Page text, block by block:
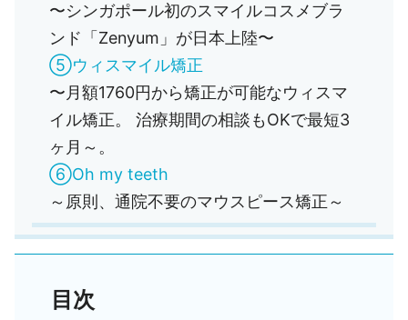
〜シンガポール初のスマイルコスメブラ
ンド「Zenyum」が日本上陸〜
⑤ウィスマイル矯正
〜月額1760円から矯正が可能なウィスマ
イル矯正。 治療期間の相談もOKで最短3
ヶ月～。
⑥Oh my teeth
～原則、通院不要のマウスピース矯正～
目次